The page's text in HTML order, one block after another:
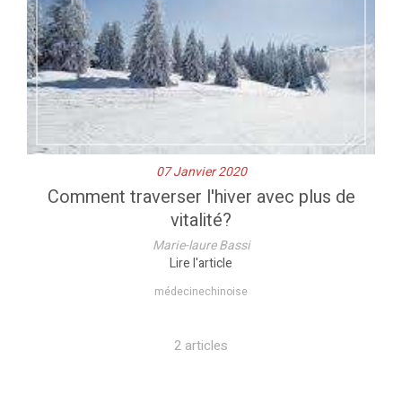
07 Janvier 2020
Comment traverser l'hiver avec plus de
vitalité?
Marie-laure Bassi
Lire l'article
médecinechinoise
2 articles